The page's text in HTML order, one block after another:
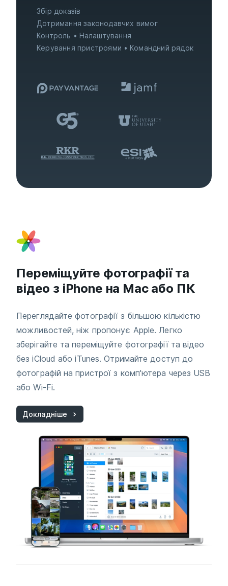
Збір доказів
Дотримання законодавчих вимог
Контроль
Налаштування
Керування пристроями
Командний рядок
Переміщуйте фотографії та
відео з iPhone на Mac або ПК
Переглядайте фотографії з більшою кількістю
можливостей, ніж пропонує Apple. Легко
зберігайте та переміщуйте фотографії та відео
без iCloud або iTunes. Отримайте доступ до
фотографій на пристрої з комп'ютера через USB
або Wi-Fi.
Докладніше